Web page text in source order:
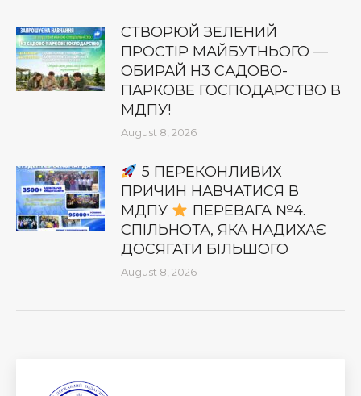
СТВОРЮЙ ЗЕЛЕНИЙ
ПРОСТІР МАЙБУТНЬОГО —
ОБИРАЙ Н3 САДОВО-
ПАРКОВЕ ГОСПОДАРСТВО В
МДПУ!
August 8, 2026
5 ПЕРЕКОНЛИВИХ
ПРИЧИН НАВЧАТИСЯ В
МДПУ
ПЕРЕВАГА №4.
СПІЛЬНОТА, ЯКА НАДИХАЄ
ДОСЯГАТИ БІЛЬШОГО
August 8, 2026